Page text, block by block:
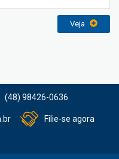
Veja
(48) 98426-0636
Filie-se agora